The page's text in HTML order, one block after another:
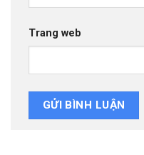
Trang web